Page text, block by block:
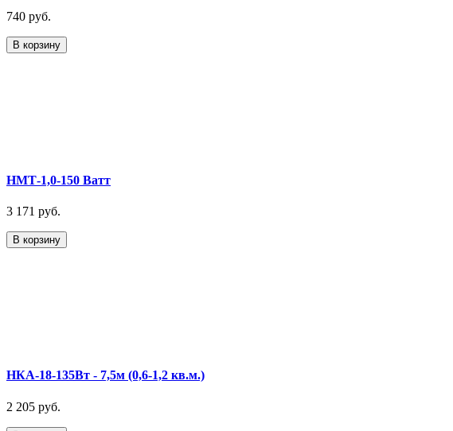
740 руб.
В корзину
НМТ-1,0-150 Ватт
3 171 руб.
В корзину
НКА-18-135Вт - 7,5м (0,6-1,2 кв.м.)
2 205 руб.